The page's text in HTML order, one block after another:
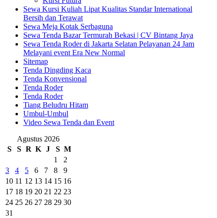
Sewa Kursi Kuliah Lipat Kualitas Standar International
Bersih dan Terawat
Sewa Meja Kotak Serbaguna
Sewa Tenda Bazar Termurah Bekasi | CV Bintang Jaya
Sewa Tenda Roder di Jakarta Selatan Pelayanan 24 Jam
Melayani event Era New Normal
Sitemap
Tenda Dingding Kaca
Tenda Konvensional
Tenda Roder
Tenda Roder
Tiang Beludru Hitam
Umbul-Umbul
Video Sewa Tenda dan Event
Agustus 2026
S
S R K J S M
1
2
3
4 5 6 7 8
9
10 11 12 13 14 15 16
17 18 19 20 21 22 23
24 25 26 27 28 29 30
31